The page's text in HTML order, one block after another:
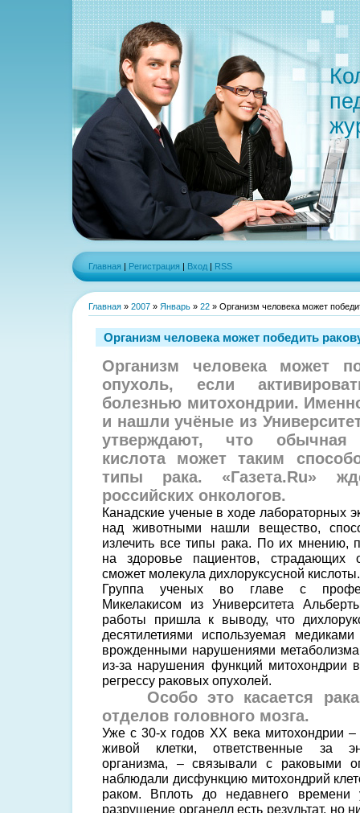
Главная | Регистрация | Вход | RSS
Главная » 2007 » Январь » 22 » Организм человека может
Организм человека может победить
Организм человека может
опухоль, если
болезнью митохондрии.
и нашли учёные из
утверждают, что обычная
кислота может таким
типы рака. «Газета.Ru»
российских онкологов.
Канадские ученые в ходе лабораторных
над животными нашли вещество,
излечить все типы рака. По их мнению,
на здоровье пациентов, страдающих
сможет молекула дихлоруксусной кислоты.
Группа ученых во главе с
Микелакисом из Университета
работы пришла к выводу, что
десятилетиями используемая
врожденными нарушениями
из-за нарушения функций митохондрии
регрессу раковых опухолей.
Особо это касается
отделов головного мозга.
Уже с 30-х годов ХХ века митохондрии
живой клетки, ответственные за
организма, – связывали с раковыми
наблюдали дисфункцию митохондрий
раком. Вплоть до недавнего времени
разрушение органелл есть результат, но